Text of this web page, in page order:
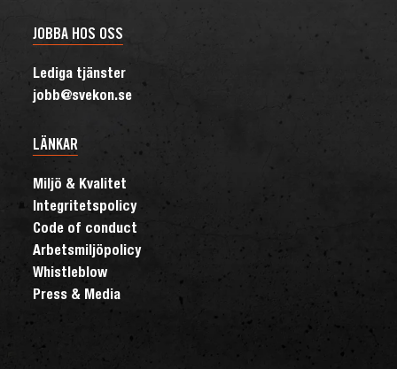
JOBBA HOS OSS
Lediga tjänster
jobb@svekon.se
LÄNKAR
Miljö & Kvalitet
Integritetspolicy
Code of conduct
Arbetsmiljöpolicy
Whistleblow
Press & Media